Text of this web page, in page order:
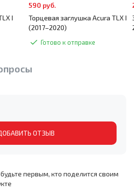
I
590 руб.
Торцевая заглушка Acura TLX I
(2017–2020)
Готово к отправке
ОТЗЫВ
первым, кто поделится своим